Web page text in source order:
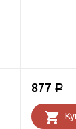
877 Р